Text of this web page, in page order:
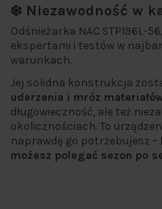
❄️ Niezawodność w
Odśnieżarka NAC STP196L-
ekspertami i testów w
warunkach.
Jej solidna konstrukcja
uderzenia i mróz
długowieczność, ale też
okolicznościach. To
naprawdę go potrzebujesz –
możesz polegać sezon po